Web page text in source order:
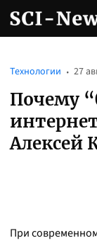
Почему
Алексей
Технологии 27
При